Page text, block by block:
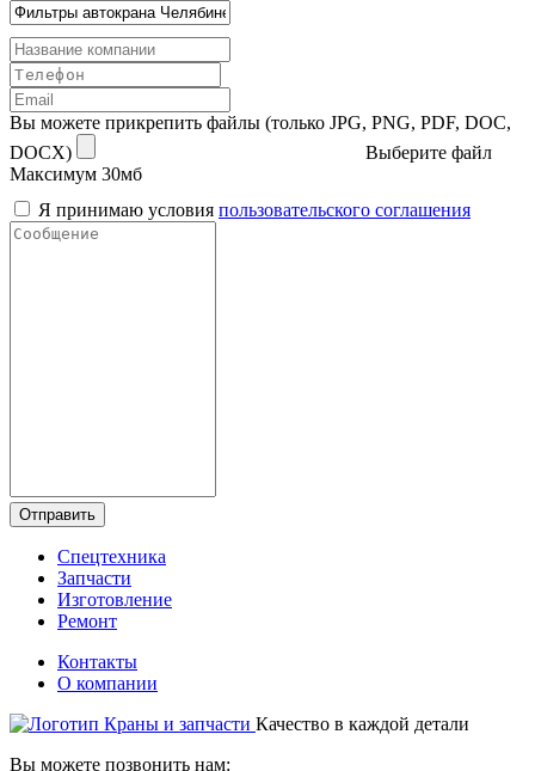
Вы можете прикрепить файлы (только JPG, PNG, PDF, DOC,
DOCX)
Выберите файл
Максимум 30мб
Я принимаю условия пользовательского соглашения
Отправить
Спецтехника
Запчасти
Изготовление
Ремонт
Контакты
О компании
Качество в каждой детали
Вы можете позвонить нам: